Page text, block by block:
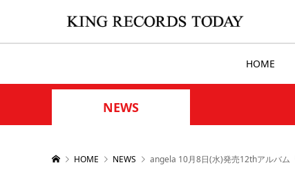
HOME
NEWS
HOME NEWS angela 10月8日(水)発売12thアルバム